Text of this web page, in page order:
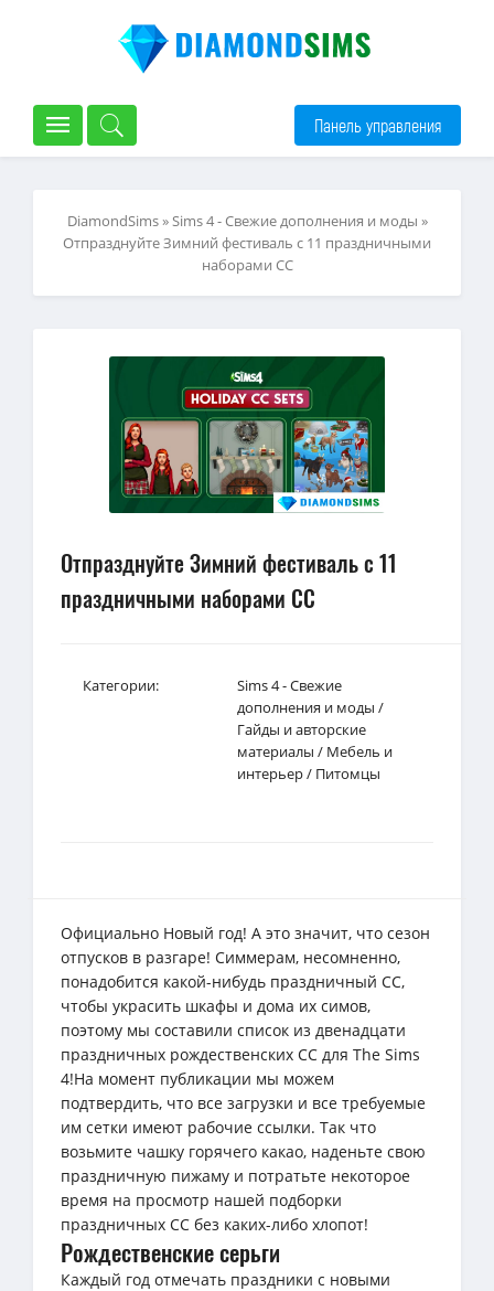
Панель управления
DiamondSims»Sims 4 - Свежие дополнения и моды »
Отпразднуйте Зимний фестиваль с 11 праздничными
наборами CC
Отпразднуйте Зимний фестиваль с 11
праздничными наборами CC
Категории:
Sims 4 - Свежие
дополнения и моды /
Гайды и авторские
материалы / Мебель и
интерьер/ Питомцы
Официально Новый год! А это значит, что сезон
отпусков в разгаре! Симмерам, несомненно,
понадобится какой-нибудь праздничный CC,
чтобы украсить шкафы и дома их симов,
поэтому мы составили список из двенадцати
праздничных рождественских CC для The Sims
4!На момент публикации мы можем
подтвердить, что все загрузки и все требуемые
им сетки имеют рабочие ссылки. Так что
возьмите чашку горячего какао, наденьте свою
праздничную пижаму и потратьте некоторое
время на просмотр нашей подборки
праздничных CC без каких-либо хлопот!
Рождественские серьги
Каждый год отмечать праздники с новыми